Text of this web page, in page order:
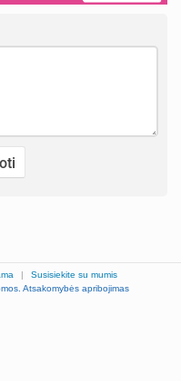
|
Susisiekite su mumis
Atsakomybės apribojimas